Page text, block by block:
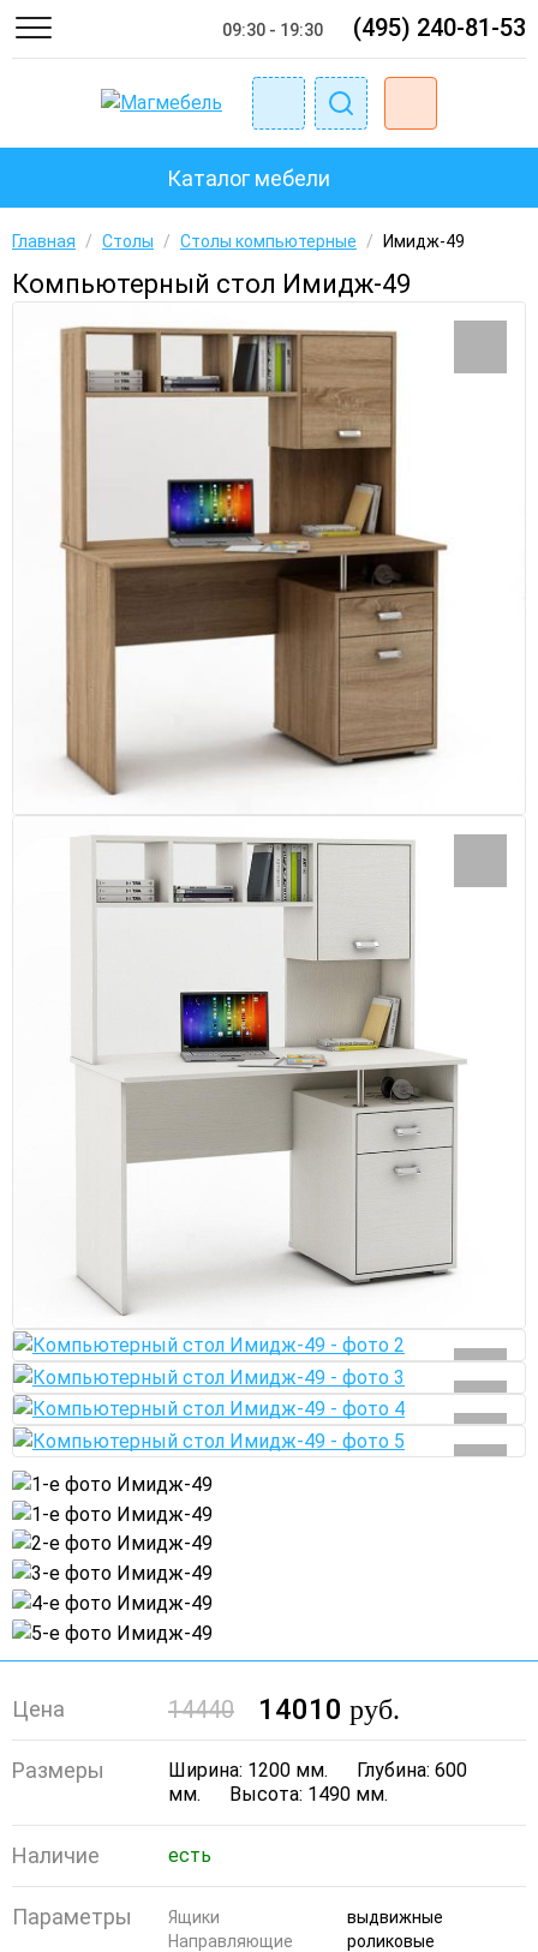
09:30 - 19:30 (495) 240-81-53
Каталог мебели
Главная / Столы / Столы компьютерные / Имидж-49
Компьютерный стол Имидж-49
Цена 14440 14010 руб.
Размеры Ширина: 1200 мм.
Глубина: 600
мм.
Высота: 1490 мм.
Наличие есть
Параметры Ящики
выдвижные
Направляющие
роликовые